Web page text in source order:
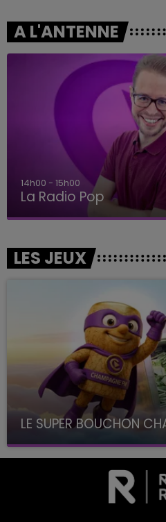
A L'ANTENNE
14h00 - 15h00
La Radio Pop
LES JEUX
LE SUPER BOUCHON
avec La Famille